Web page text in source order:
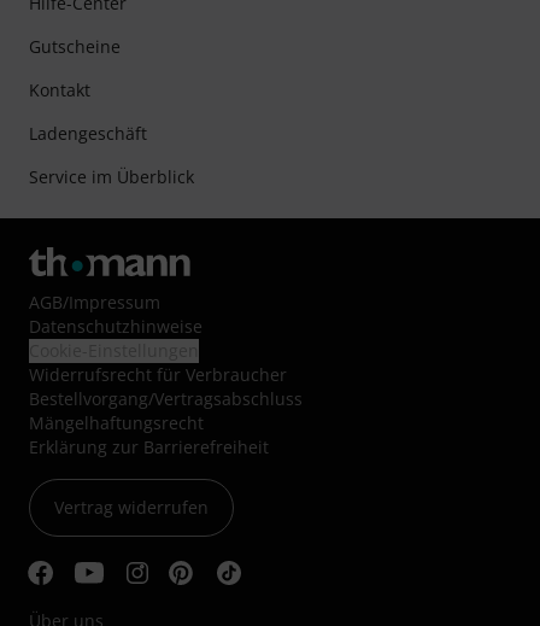
Gutscheine
Kontakt
Ladengeschäft
Service im Überblick
AGB/Impressum
Datenschutzhinweise
Widerrufsrecht für Verbraucher
Bestellvorgang/Vertragsabschluss
Mängelhaftungsrecht
Erklärung zur Barrierefreiheit
Vertrag widerrufen
Über uns